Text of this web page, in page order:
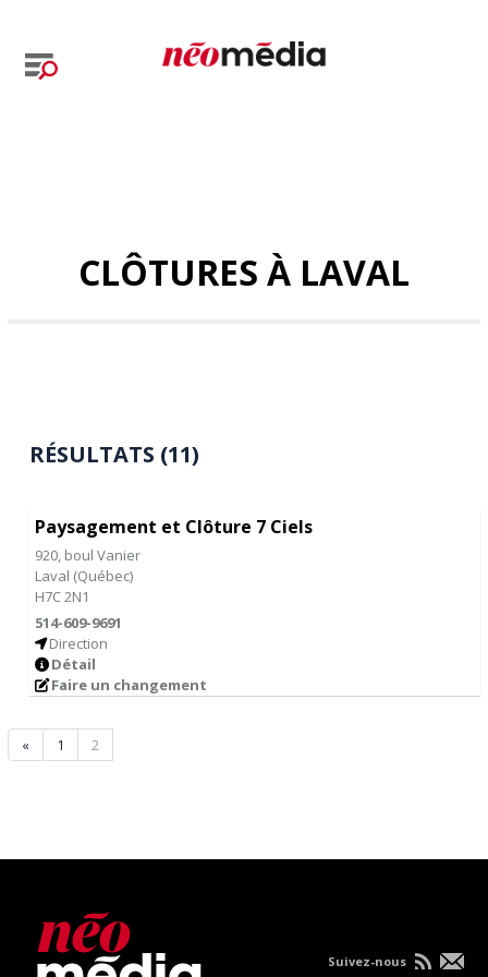
CLÔTURES À LAVAL
RÉSULTATS (11)
Paysagement et Clôture 7 Ciels
920, boul Vanier
Laval (Québec)
H7C 2N1
514-609-9691
Direction
Détail
Faire un changement
« 1 2
Suivez-nous